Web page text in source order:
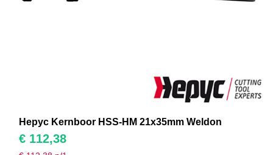
Hepyc Kernboor HSS-HM 21x35mm Weldon
€ 112,38